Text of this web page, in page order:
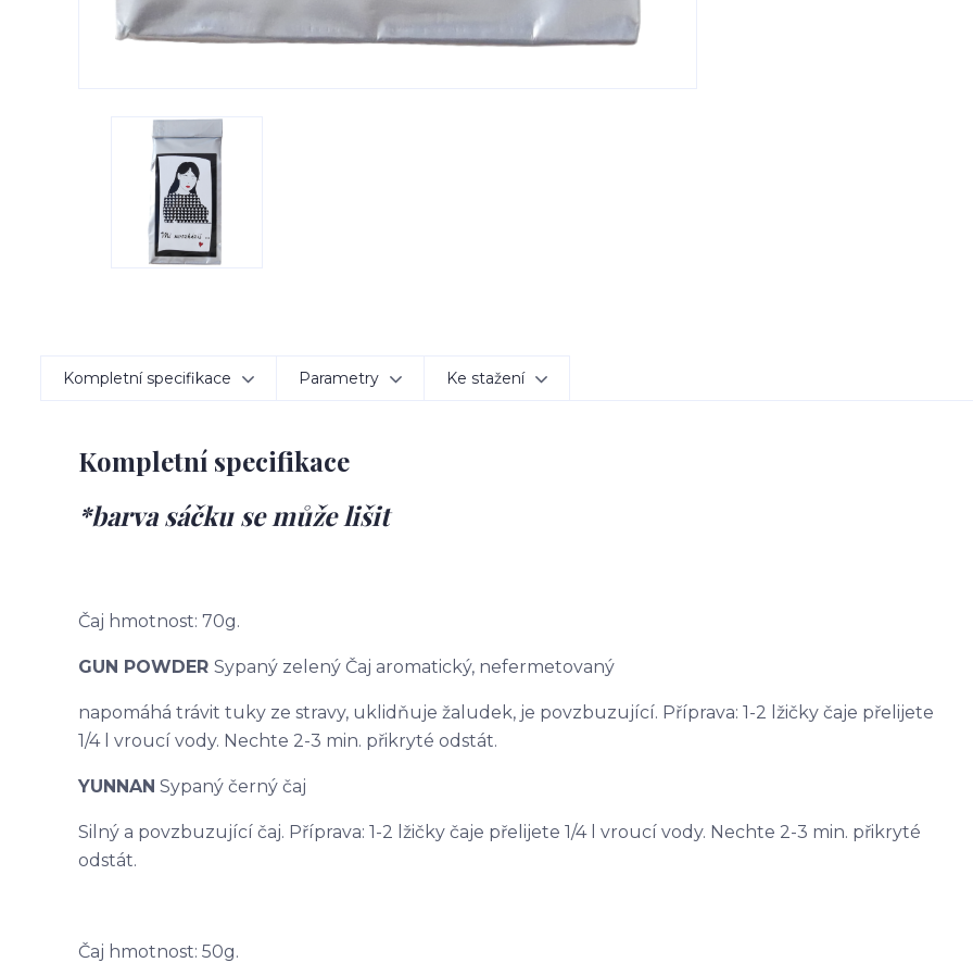
Kompletní specifikace Parametry Ke stažení
Kompletní specifikace
*barva sáčku se může lišit
Čaj hmotnost: 70g.
GUN POWDER Sypaný zelený Čaj aromatický, nefermetovaný
napomáhá trávit tuky ze stravy, uklidňuje žaludek, je povzbuzující. Příprava: 1-2 lžičky čaje přelijete
1/4 l vroucí vody. Nechte 2-3 min. přikryté odstát.
YUNNAN Sypaný černý čaj
Silný a povzbuzující čaj. Příprava: 1-2 lžičky čaje přelijete 1/4 l vroucí vody. Nechte 2-3 min. přikryté
odstát.
Čaj hmotnost: 50g.